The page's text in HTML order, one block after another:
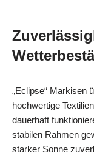
„Eclipse“ Markisen
hochwertige
dauerhaft
stabilen Rahmen
starker Sonne